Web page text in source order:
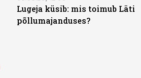
Lugeja küsib: mis toimub Läti
põllumajanduses?